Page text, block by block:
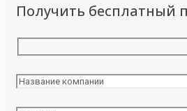
Получить бесплатный